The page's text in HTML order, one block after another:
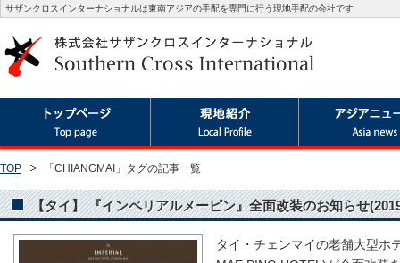
サザンクロスインターナショナルは東南アジアの手配を専門に行う現地手配の会社です
TOP 「CHIANGMAI」タグの記事一覧
【タイ】 『インペリアルメーピン』全面改装のお知らせ
タイ・チェンマイの老舗大型ホ